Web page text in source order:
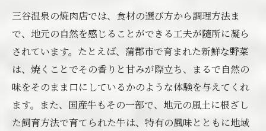
三谷温泉の焼肉店では、食材の選び方から調理方法ま
で、地元の自然を感じることができる工夫が随所に凝ら
されています。たとえば、蒲郡市で育まれた新鮮な野菜
は、焼くことでその香りと甘みが際立ち、まるで自然の
味をそのまま口にしているかのような体験を与えてくれ
ます。また、国産牛もその一部で、地元の風土に根ざし
た飼育方法で育てられた牛は、特有の風味とともに地域